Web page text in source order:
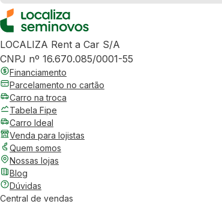
LOCALIZA Rent a Car S/A
CNPJ nº 16.670.085/0001-55
Financiamento
Parcelamento no cartão
Carro na troca
Tabela Fipe
Carro Ideal
Venda para lojistas
Quem somos
Nossas lojas
Blog
Dúvidas
Central de vendas